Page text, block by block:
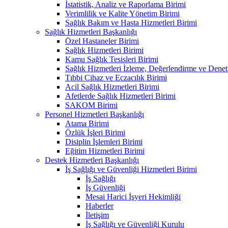
İstatistik, Analiz ve Raporlama Birimi
Verimlilik ve Kalite Yönetim Birimi
Sağlık Bakım ve Hasta Hizmetleri Birimi
Sağlık Hizmetleri Başkanlığı
Özel Hastaneler Birimi
Sağlık Hizmetleri Birimi
Kamu Sağlık Tesisleri Birimi
Sağlık Hizmetleri İzleme, Değerlendirme ve
Tıbbi Cihaz ve Eczacılık Birimi
Acil Sağlık Hizmetleri Birimi
Afetlerde Sağlık Hizmetleri Birimi
SAKOM Birimi
Personel Hizmetleri Başkanlığı
Atama Birimi
Özlük İşleri Birimi
Disiplin İşlemleri Birimi
Eğitim Hizmetleri Birimi
Destek Hizmetleri Başkanlığı
İş Sağlığı ve Güvenliği Hizmetleri Birimi
İş Sağlığı
İş Güvenliği
Mesai Harici İşyeri Hekimliği
Haberler
İletişim
İş Sağlığı ve Güvenliği Kurulu